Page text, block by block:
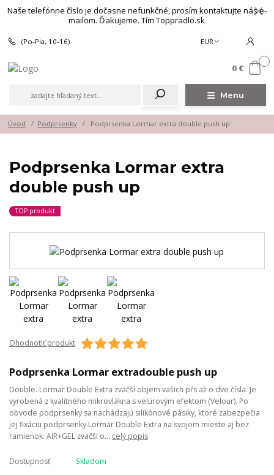
Naše telefónne číslo je dočasne nefunkčné, prosím kontaktujte nás e-
mailom. Ďakujeme. Tím Toppradlo.sk
Menu
EUR
(Po-Pia, 10-16)
0 €
Úvod Podprsenky Podprsenka Lormar extra double push up
Podprsenka Lormar extra
double push up
TOP produkt
Ohodnotiť produkt
Podprsenka Lormar extradouble push up
Double. Lormar Double Extra zväčší objem vašich pŕs až o dve čísla. Je
vyrobená z kvalitného mikrovlákna s velúrovým efektom (Velour). Po
obvode podprsenky sa nachádzajú silikónové pásiky, ktoré zabezpečia
jej fixáciu podprsenky Lormar Double Extra na svojom mieste aj bez
ramienok. AIR+GEL zväčší o... celý popis
Dostupnosť
Skladom